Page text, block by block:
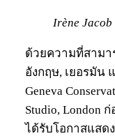
Irène Jacob
ด้วยความที่สามา
อังกฤษ, เยอรมัน
Geneva
Studio, London
ได้รับโอกาสแสด